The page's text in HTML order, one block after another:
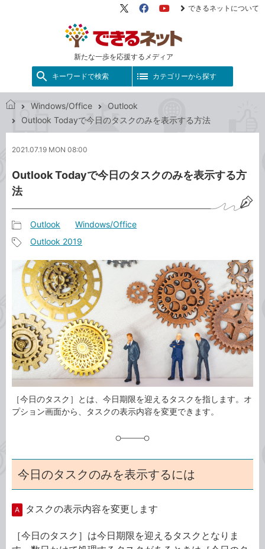
新たな一歩を応援するメディア
X（旧
FacebookYouTube
できるネットについて
キーワードで検索 カテゴリーから探す
で
ネ
ト
Windows/Office
Outlook
Outlook Todayで今日のタスクのみを表示する方法
2021.07.19 MON 08:00
Outlook Todayで今日のタスクのみを表示する方
法
事
カ
テ
ゴ
リ
Outlook Windows/Office
事
タ
グ
Outlook 2019
［今日のタスク］とは、今日期限を迎えるタスクを指します。オ
プション画面から、タスクの表示内容を変更できます。
今日のタスクのみを表示するには
A タスクの表示内容を変更します
［今日のタスク］は今日期限を迎えるタスクとなりま